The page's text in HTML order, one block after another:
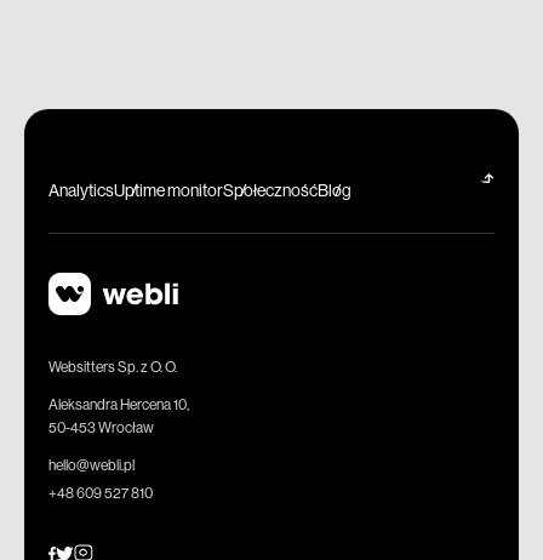
AnalyticsUptime monitorSpołecznośćBlog
Websitters Sp. z O. O.
Aleksandra Hercena 10,
50-453 Wrocław
hello@webli.pl
+48 609 527 810